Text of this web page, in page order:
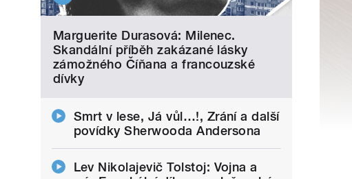
Marguerite Durasová: Milenec.
Skandální příběh zakázané lásky
zámožného Číňana a francouzské
dívky
Smrt v lese, Já vůl…!, Zrání a další
povídky Sherwooda Andersona
Lev Nikolajevič Tolstoj: Vojna a